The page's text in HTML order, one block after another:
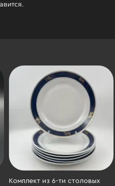
Комплект из 6-ти столовых